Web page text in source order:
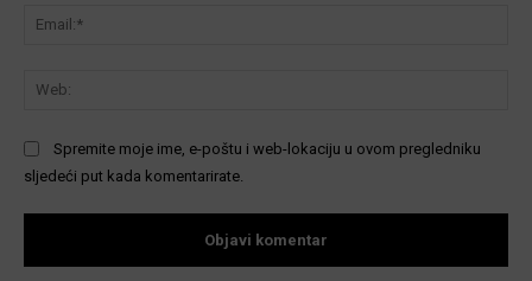
Spremite moje ime, e-poštu i web-lokaciju u ovom pregledniku
sljedeći put kada komentarirate.